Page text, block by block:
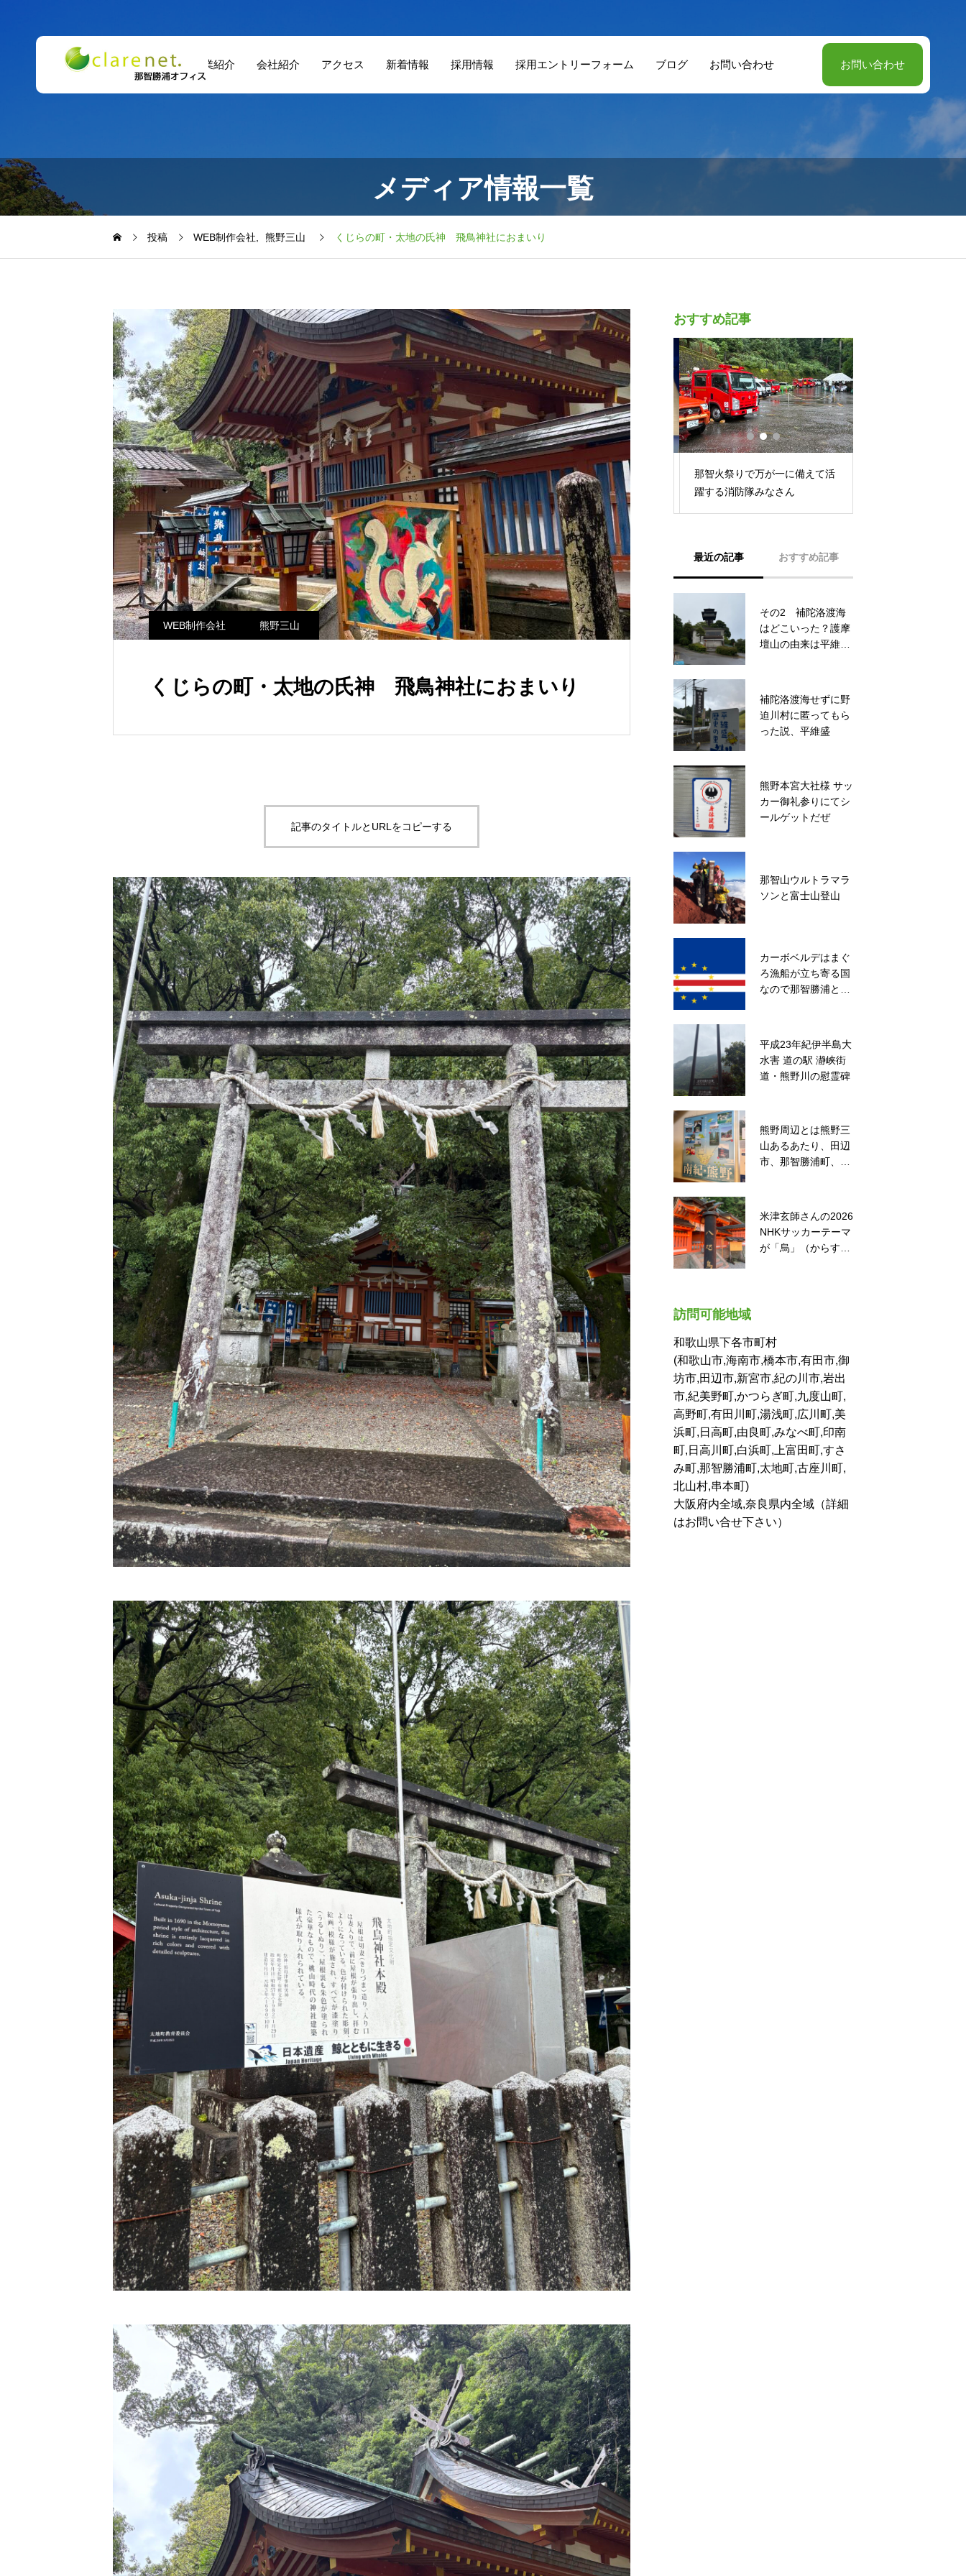
事業紹介 会社紹介 アクセス 新着情報 採用情報 採用エントリーフォーム ブログ お問い合わせ お問い合わせ
メディア情報一覧
投稿 WEB制作会社 熊野三山 くじらの町・太地の氏神 飛鳥神社におまいり
WEB制作会社 熊野三山
くじらの町・太地の氏神 飛鳥神社におまいり
記事のタイトルとURLをコピーする
おすすめ記事
熊野那智世界遺産情報センタ
ー 日本サッカーの始祖 中村覚
之助さんの説明
那智火祭りで万が一に備えて活
躍する消防隊みなさん
最近の記事 おすすめ記事
その2 補陀洛渡海
はどこいった？護摩
壇山の由来は平維盛
補陀洛渡海せずに野
迫川村に匿ってもら
った説、平維盛
熊野本宮大社様 サッ
カー御礼参りにてシ
ールゲットだぜ
那智山ウルトラマラ
ソンと富士山登山
カーボベルデはまぐ
ろ漁船が立ち寄る国
なので那智勝浦と姉
平成23年紀伊半島大
水害 道の駅 瀞峡街
道・熊野川の慰霊碑
熊野周辺とは熊野三
山あるあたり、田辺
市、那智勝浦町、新
米津玄師さんの2026
NHKサッカーテーマ
が「烏」（からす）
宮城県名取市にある
熊野那智神社様
カーボベルデはまぐ
ろ漁船が立ち寄る国
なので那智勝浦と姉
後白河法皇陵墓があ
る、三十三間堂前の
京都天台宗法住寺
学生のインターンの
受け入れについて
力をつけたい新卒に
は新規法人営業をお
すすめする理由
熊野三山 八咫烏だる
ま をゲット
採用メッセージ
那智勝浦を一望する
ホテル浦島さんから
の風景
訪問可能地域
和歌山県下各市町村
(和歌山市,海南市,橋本市,有田市,御
坊市,田辺市,新宮市,紀の川市,岩出
市,紀美野町,かつらぎ町,九度山町,
高野町,有田川町,湯浅町,広川町,美
浜町,日高町,由良町,みなべ町,印南
町,日高川町,白浜町,上富田町,すさ
み町,那智勝浦町,太地町,古座川町,
北山村,串本町)
大阪府内全域,奈良県内全域（詳細
はお問い合せ下さい）